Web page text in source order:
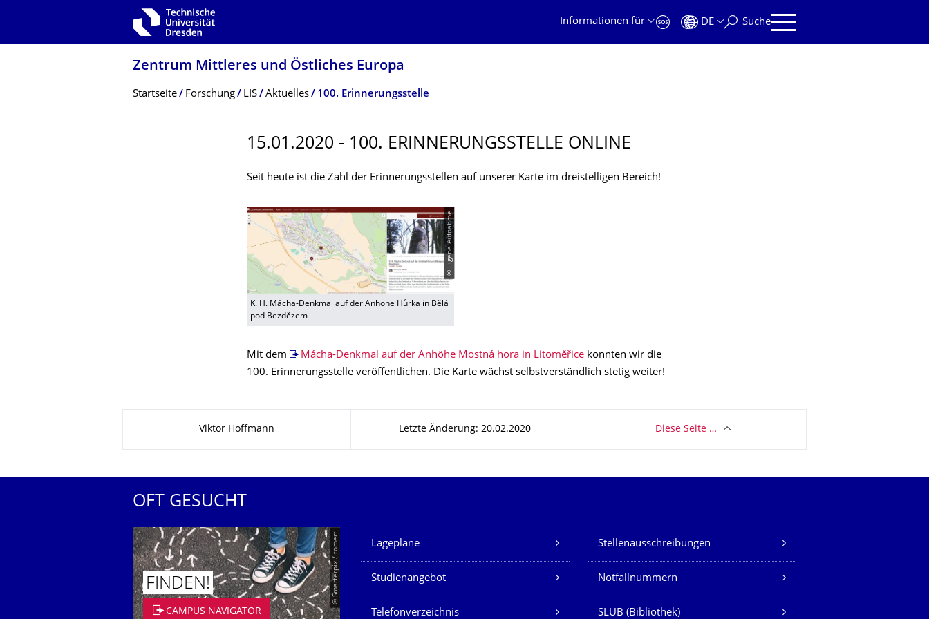
Zur Hauptnavigation springen
Informationen für
DE Suche
Zentrum Mittleres und Östliches Europa
Breadcrumb-Menü
Startseite Forschung LIS Aktuelles 100. Erinnerungsstelle
15.01.2020 - 100. ERINNERUNGS­STELLE ONLINE
Seit heute ist die Zahl der Erinnerungsstellen auf unserer Karte im dreistelligen Bereich!
© Eigene Aufnahme
K. H. Mácha-Denkmal auf der Anhöhe Hůrka in Bělá
pod Bezdězem
Mit dem Mácha-Denkmal auf der Anhöhe Mostná hora in Litoměřicekonnten wir die
100. Erinnerungsstelle veröffentlichen. Die Karte wächst selbstverständlich stetig weiter!
Viktor Hoffmann Letzte Änderung: 20.02.2020 Diese Seite …
OFT GESUCHT
© Smarterpix / tomert
FINDEN!
CAMPUS NAVIGATOR
Unsere Dienste
Lagepläne Stellenausschreibungen
Studienangebot Notfallnummern
Telefonverzeichnis SLUB (Bibliothek)